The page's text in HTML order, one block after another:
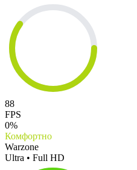
88
FPS
0%
Комфортно
Warzone
Ultra • Full HD